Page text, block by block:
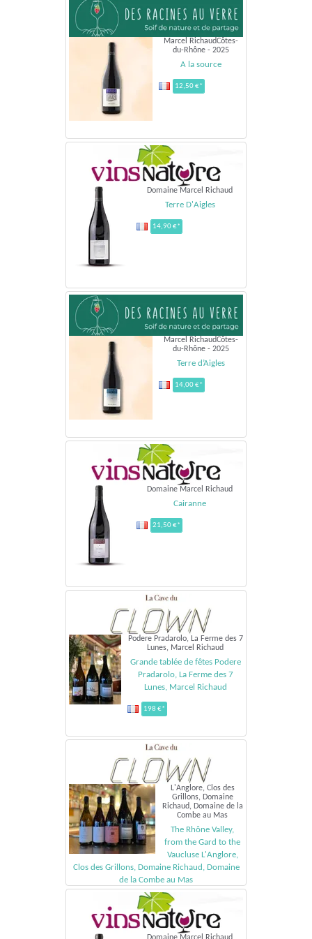
Marcel RichaudCôtes-
du-Rhône - 2025
A la source
12,50 €*
Domaine Marcel Richaud
Terre D'Aigles
14,90 €*
Marcel RichaudCôtes-
du-Rhône - 2025
Terre d’Aigles
14,00 €*
Domaine Marcel Richaud
Cairanne
21,50 €*
Podere Pradarolo, La Ferme des 7
Lunes, Marcel Richaud
Grande tablée de fêtes Podere
Pradarolo, La Ferme des 7
Lunes, Marcel Richaud
198 €*
L'Anglore, Clos des
Grillons, Domaine
Richaud, Domaine de la
Combe au Mas
The Rhône Valley,
from the Gard to the
Vaucluse L'Anglore,
Clos des Grillons, Domaine Richaud, Domaine
de la Combe au Mas